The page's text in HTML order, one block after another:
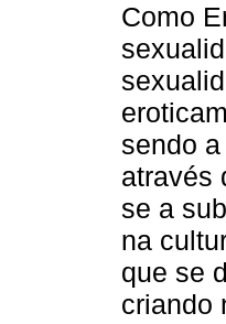
Como
sendo
através
se a
na
que se
criando